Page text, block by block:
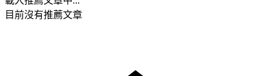
目前沒有推薦文章